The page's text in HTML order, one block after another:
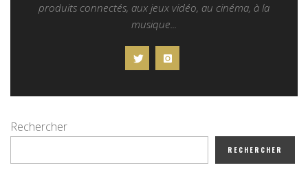
produits connectés, aux jeux vidéo, au cinéma, à la
musique...
Rechercher
RECHERCHER